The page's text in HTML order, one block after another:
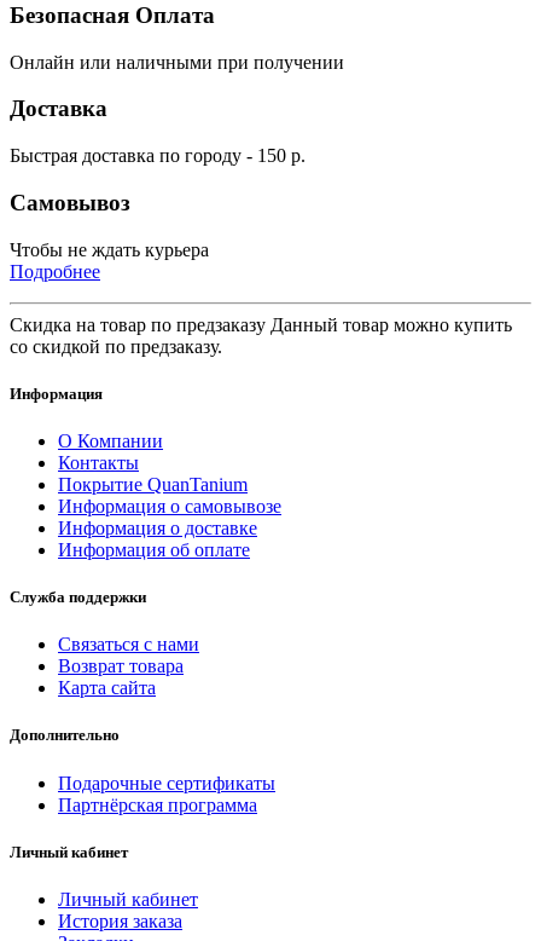
Безопасная Оплата
Онлайн или наличными при получении
Доставка
Быстрая доставка по городу - 150 р.
Самовывоз
Чтобы не ждать курьера
Подробнее
Скидка на товар по предзаказу Данный товар можно купить
со скидкой по предзаказу.
Информация
О Компании
Контакты
Покрытие QuanTanium
Информация о самовывозе
Информация о доставке
Информация об оплате
Служба поддержки
Связаться с нами
Возврат товара
Карта сайта
Дополнительно
Подарочные сертификаты
Партнёрская программа
Личный кабинет
Личный кабинет
История заказа